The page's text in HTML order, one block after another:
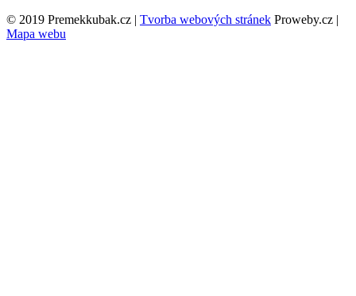
© 2019 Premekkubak.cz | Tvorba webových stránek Proweby.cz |
Mapa webu